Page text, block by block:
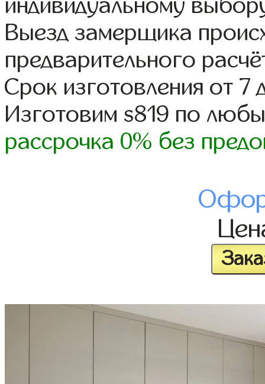
индивидуальному
Выезд замерщика
предварительного
Срок изготовления от 7
Изготовим s819 по
рассрочка 0% без